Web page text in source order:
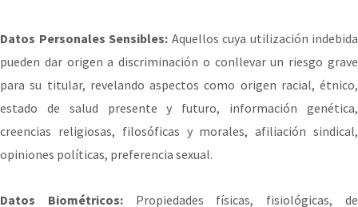
Datos Personales Sensibles: Aquellos cuya utilización indebida
pueden dar origen a discriminación o conllevar un riesgo grave
para su titular, revelando aspectos como origen racial, étnico,
estado de salud presente y futuro, información genética,
creencias religiosas, filosóficas y morales, afiliación sindical,
opiniones políticas, preferencia sexual.
Datos Biométricos: Propiedades físicas, fisiológicas, de